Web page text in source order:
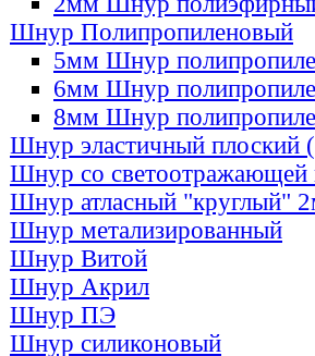
Шнур Полипропиленовый
5мм Шнур
6мм Шнур
8мм Шнур
Шнур эластичный плоский
Шнур со светоотражающей
Шнур атласный "круглый"
Шнур метализированный
Шнур Витой
Шнур Акрил
Шнур ПЭ
Шнур силиконовый